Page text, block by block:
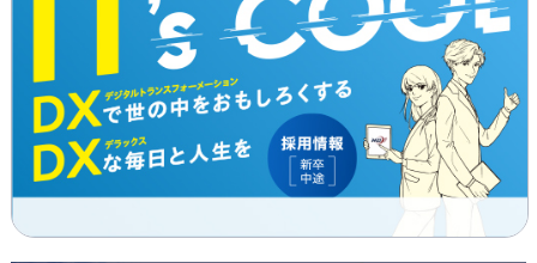
日本電通グループ、食品事業へ新たな挑戦 ～株式会社中野和一
郎商店をグループ会社化し食品製造事業を開始～
2026.06.16
新卒10期生 辞令交付式を行いました
2026.05.28
現場に新たな活気を！NDTEC株式会社に4名の仲間が加わりました
🔧